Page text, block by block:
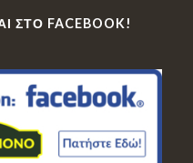
ΣΤΟ FACEBOOK!